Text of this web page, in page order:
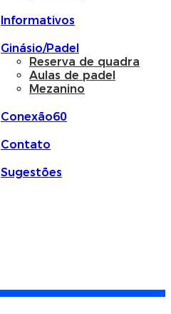
Informativos
Ginásio/Padel
Reserva de quadra
Aulas de padel
Mezanino
Conexão60
Contato
Sugestões